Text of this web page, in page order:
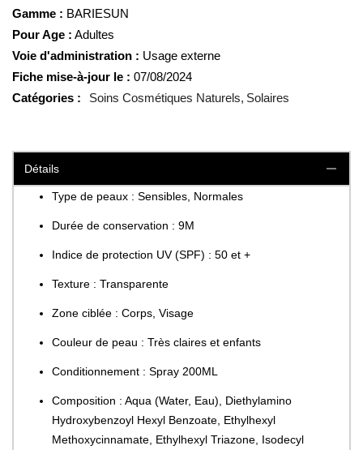
Gamme : BARIESUN
Pour Age : Adultes
Voie d'administration : Usage externe
Fiche mise-à-jour le : 07/08/2024
Catégories :
Soins Cosmétiques Naturels Solaires
Détails
Type de peaux : Sensibles, Normales
Durée de conservation : 9M
Indice de protection UV (SPF) : 50 et +
Texture : Transparente
Zone ciblée : Corps, Visage
Couleur de peau : Très claires et enfants
Conditionnement : Spray 200ML
Composition : Aqua (Water, Eau), Diethylamino
Hydroxybenzoyl Hexyl Benzoate, Ethylhexyl
Methoxycinnamate, Ethylhexyl Triazone, Isodecyl